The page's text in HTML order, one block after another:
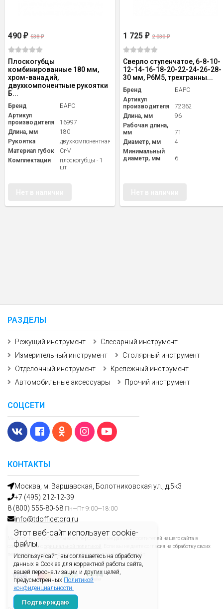
Этот веб-сайт использует cookie-
файлы.
Используя сайт, вы соглашаетесь на обработку
данных в Cookies для корректной работы сайта,
вашей персонализации и других целей,
предусмотренных Политикой
конфиденциальности.
Подтверждаю
490 ₽ 538₽
Плоскогубцы
комбинированные 180 мм,
хром-ванадий,
двухкомпонентные рукоятки
Б...
Бренд
БАРС
Артикул
производителя
16997
Длина, мм
180
Рукоятка
двухкомпонентная
Материал губок
Cr-V
Комплектация
плоскогубцы - 1
шт
1 725 ₽ 2 030₽
Сверло ступенчатое, 6-8-10-
12-14-16-18-20-22-24-26-28-
30 мм, Р6М5, трехгранны...
Бренд
БАРС
Артикул
производителя
72362
Длина, мм
96
Рабочая длина,
мм
71
Диаметр, мм
4
Минимальный
диаметр, мм
6
КОНТАКТЫ
Москва, м. Варшавская, Болотниковская ул., д.5к3
+7 (495) 212-12-39
8 (800) 555-80-68 Пн—Пт 9:00—18:00
info@tdofficetorg.ru
Мы получаем и обрабатываем персональные данные посетителей нашего сайта в
соответствии с
. Если вы не даете согласия на обработку своих
персональных данных, вам необходимо покинуть наш сайт.
РАЗДЕЛЫ
Режущий инструмент
Слесарный инструмент
Измерительный инструмент
Столярный инструмент
Отделочный инструмент
Крепежный инструмент
Автомобильные аксессуары
Прочий инструмент
СОЦСЕТИ